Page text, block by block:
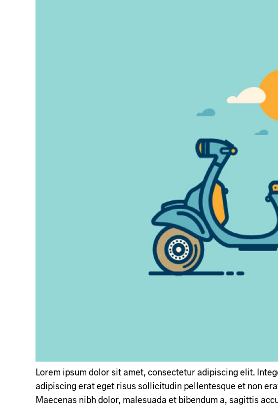
Lorem ipsum dolor sit amet, consectetur adipiscing elit.
adipiscing erat eget risus sollicitudin pellentesque et non
Maecenas nibh dolor, malesuada et bibendum a, sagittis